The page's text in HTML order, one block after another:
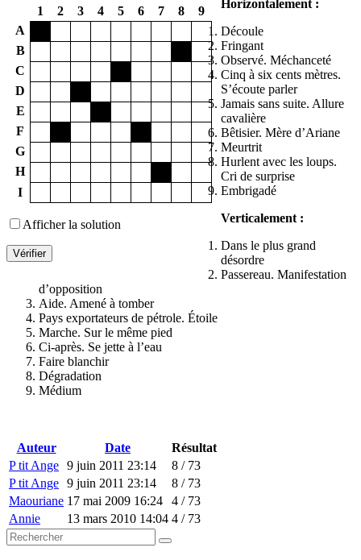
1
2 3 4 5 6 7 8
9
A
B
C
D
E
F
G
H
I
Afficher la solution
Horizontalement :
Découle
Fringant
Observé. Méchanceté
Cinq à six cents mètres.
S’écoute parler
Jamais sans suite. Allure
cavalière
Bêtisier. Mère d’Ariane
Meurtrit
Hurlent avec les loups.
Cri de surprise
Embrigadé
Verticalement :
Dans le plus grand
désordre
Passereau. Manifestation
d’opposition
Aide. Amené à tomber
Pays exportateurs de pétrole. Étoile
Marche. Sur le même pied
Ci-après. Se jette à l’eau
Faire blanchir
Dégradation
Médium
Auteur Date
Résultat
P tit Ange 9 juin 2011 23:14
8 / 73
P tit Ange 9 juin 2011 23:14
8 / 73
Maouriane 17 mai 2009 16:24
4 / 73
Annie
13 mars 2010 14:04 4 / 73